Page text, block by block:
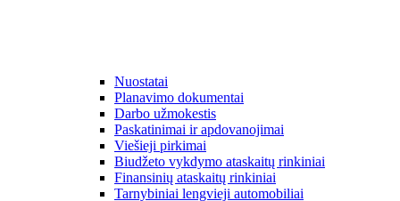
Nuostatai
Planavimo dokumentai
Darbo užmokestis
Paskatinimai ir apdovanojimai
Viešieji pirkimai
Biudžeto vykdymo ataskaitų rinkiniai
Finansinių ataskaitų rinkiniai
Tarnybiniai lengvieji automobiliai